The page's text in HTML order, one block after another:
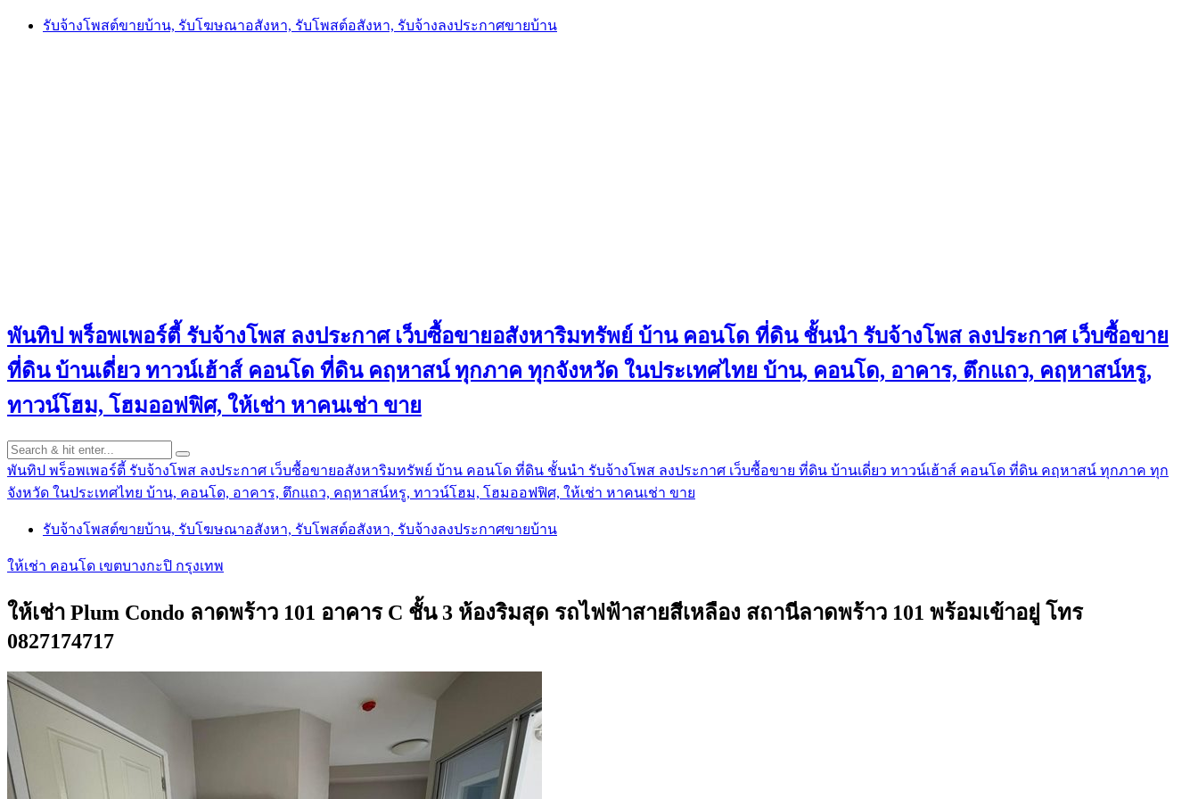
Skip
รับจ้างโพสต์ขายบ้าน, รับโฆษณาอสังหา, รับโพสต์อสังหา, รับจ้างลงประกาศขายบ้าน
พันทิป พร็อพเพอร์ตี้ รับจ้างโพส ลงประกาศ เว็บซื้อขายอสังหาริมทรัพย์ บ้าน คอนโด ที่ดิน ชั้นนำ รับจ้างโพส ลงประกาศ เว็บซื้อขาย
ที่ดิน บ้านเดี่ยว ทาวน์เฮ้าส์ คอนโด ที่ดิน คฤหาสน์ ทุกภาค ทุกจังหวัด ในประเทศไทย บ้าน, คอนโด, อาคาร, ตึกแถว, คฤหาสน์หรู,
ทาวน์โฮม, โฮมออฟฟิศ, ให้เช่า หาคนเช่า ขาย
พันทิป พร็อพเพอร์ตี้ รับจ้างโพส ลงประกาศ เว็บซื้อขายอสังหาริมทรัพย์ บ้าน คอนโด ที่ดิน ชั้นนำ รับจ้างโพส ลงประกาศ เว็บซื้อขาย ที่ดิน บ้านเดี่ยว ทาวน์เฮ้าส์ คอนโด ที่ดิน คฤหาสน์ ทุกภาค ทุก
จังหวัด ในประเทศไทย บ้าน, คอนโด, อาคาร, ตึกแถว, คฤหาสน์หรู, ทาวน์โฮม, โฮมออฟฟิศ, ให้เช่า หาคนเช่า ขาย
รับจ้างโพสต์ขายบ้าน, รับโฆษณาอสังหา, รับโพสต์อสังหา, รับจ้างลงประกาศขายบ้าน
ให้เช่า คอนโด เขตบางกะปิ กรุงเทพ
ให้เช่า Plum Condo ลาดพร้าว 101 อาคาร C ชั้น 3 ห้องริมสุด รถไฟฟ้าสายสีเหลือง สถานีลาดพร้าว 101 พร้อมเข้าอยู่ โทร
0827174717